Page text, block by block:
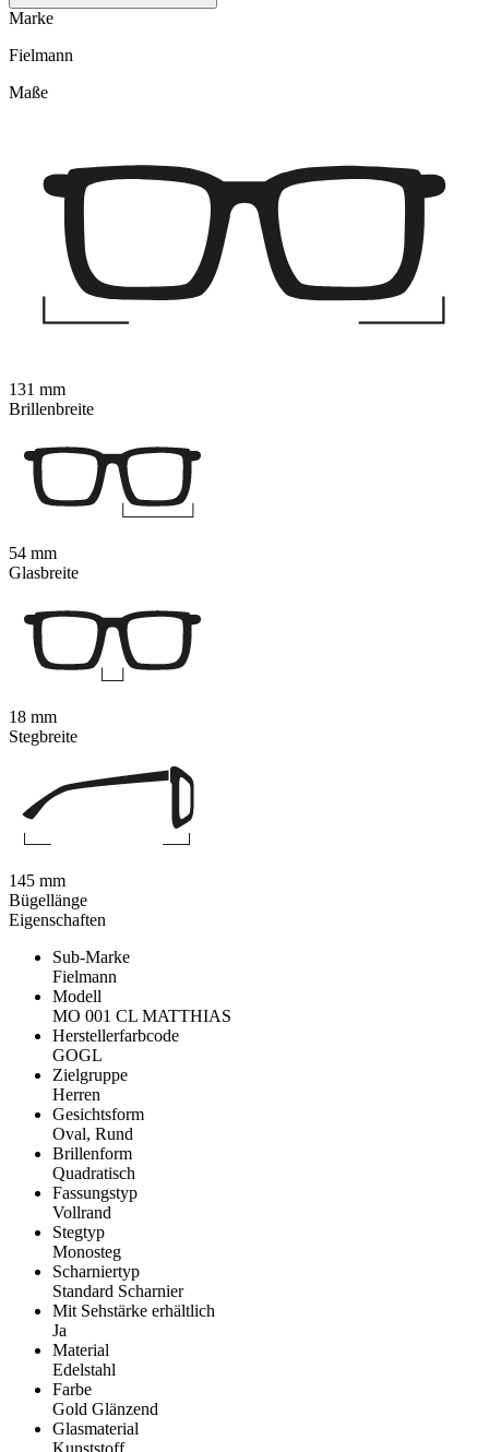
Marke
Fielmann
Eigenschaften
Sub-Marke
Fielmann
Modell
MO 001 CL MATTHIAS
Herstellerfarbcode
GOGL
Zielgruppe
Herren
Gesichtsform
Oval, Rund
Brillenform
Quadratisch
Fassungstyp
Vollrand
Stegtyp
Monosteg
Scharniertyp
Standard Scharnier
Mit Sehstärke erhältlich
Ja
Material
Edelstahl
Farbe
Gold Glänzend
Glasmaterial
Maße
131 mm
Brillenbreite
54 mm
Glasbreite
18 mm
Stegbreite
145 mm
Bügellänge